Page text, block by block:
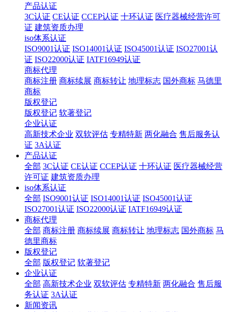
产品认证
3C认证 CE认证 CCEP认证 十环认证 医疗器械经营许可
证 建筑资质办理
iso体系认证
ISO9001认证 ISO14001认证 ISO45001认证 ISO27001认
证 ISO22000认证 IATF16949认证
商标代理
商标注册 商标续展 商标转让 地理标志 国外商标 马德里
商标
版权登记
版权登记 软著登记
企业认证
高新技术企业 双软评估 专精特新 两化融合 售后服务认
证 3A认证
产品认证
全部 3C认证 CE认证 CCEP认证 十环认证 医疗器械经营
许可证 建筑资质办理
iso体系认证
全部 ISO9001认证 ISO14001认证 ISO45001认证
ISO27001认证 ISO22000认证 IATF16949认证
商标代理
全部 商标注册 商标续展 商标转让 地理标志 国外商标 马
德里商标
版权登记
全部 版权登记 软著登记
企业认证
全部 高新技术企业 双软评估 专精特新 两化融合 售后服
务认证 3A认证
新闻资讯